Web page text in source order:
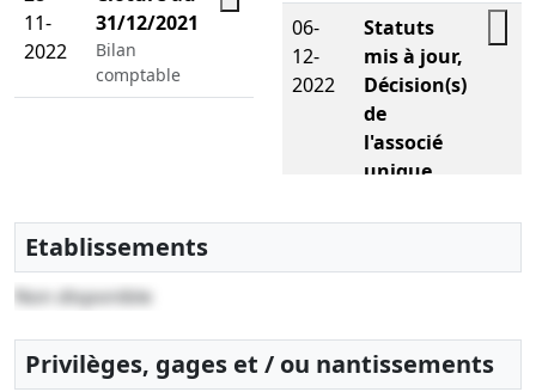
11-
2022
31/12/2021
Bilan
comptable
06-
12-
2022
Statuts
mis à jour,
Décision(s)
de
l'associé
unique
Changement
président
04-
2021
constitutifs,
Certificat,
Etablissements
Non disponible
Privilèges, gages et / ou nantissements